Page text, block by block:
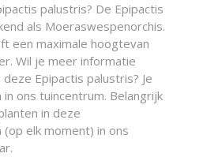
palustris? De Epipactis
als Moeraswespenorchis.
een maximale hoogtevan
Wil je meer informatie
Epipactis palustris? Je
ons tuincentrum. Belangrijk
in deze
elk moment) in ons